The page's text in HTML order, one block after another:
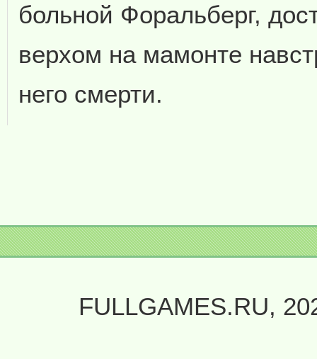
больной Форальберг,
верхом на мамонте
него смерти.
FULLGAMES.RU,